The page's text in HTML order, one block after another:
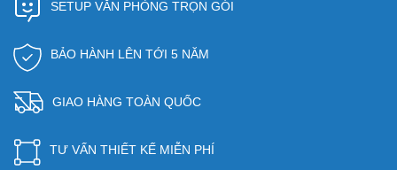
SETUP VĂN PHÒNG TRỌN GÓI
BẢO HÀNH LÊN TỚI 5 NĂM
GIAO HÀNG TOÀN QUỐC
TƯ VẤN THIẾT KẾ MIỄN PHÍ